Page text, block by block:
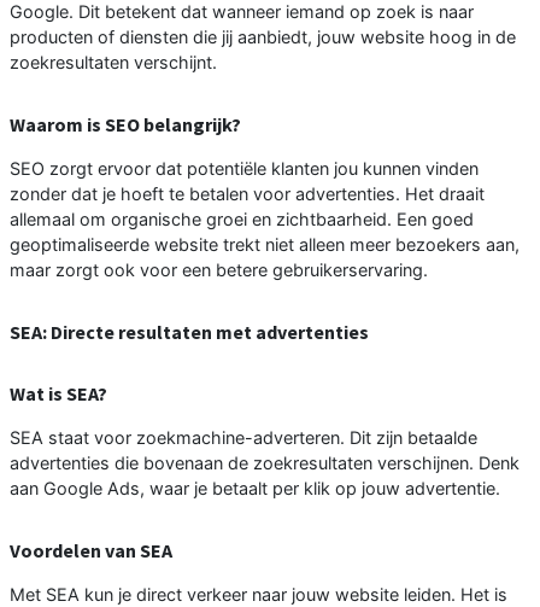
Google. Dit betekent dat wanneer iemand op zoek is naar
producten of diensten die jij aanbiedt, jouw website hoog in de
zoekresultaten verschijnt.
Waarom is SEO belangrijk?
SEO zorgt ervoor dat potentiële klanten jou kunnen vinden
zonder dat je hoeft te betalen voor advertenties. Het draait
allemaal om organische groei en zichtbaarheid. Een goed
geoptimaliseerde website trekt niet alleen meer bezoekers aan,
maar zorgt ook voor een betere gebruikerservaring.
SEA: Directe resultaten met advertenties
Wat is SEA?
SEA staat voor zoekmachine-adverteren. Dit zijn betaalde
advertenties die bovenaan de zoekresultaten verschijnen. Denk
aan Google Ads, waar je betaalt per klik op jouw advertentie.
Voordelen van SEA
Met SEA kun je direct verkeer naar jouw website leiden. Het is